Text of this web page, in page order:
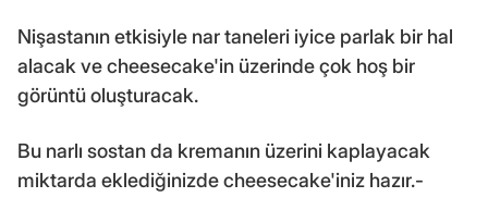
Nişastanın etkisiyle nar taneleri iyice parlak bir hal
alacak ve cheesecake'in üzerinde çok hoş bir
görüntü oluşturacak.
Bu narlı sostan da kremanın üzerini kaplayacak
miktarda eklediğinizde cheesecake'iniz hazır.-